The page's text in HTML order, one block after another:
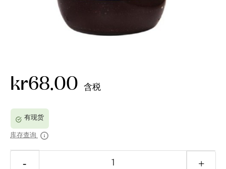
kr68.00 含税
库存查询